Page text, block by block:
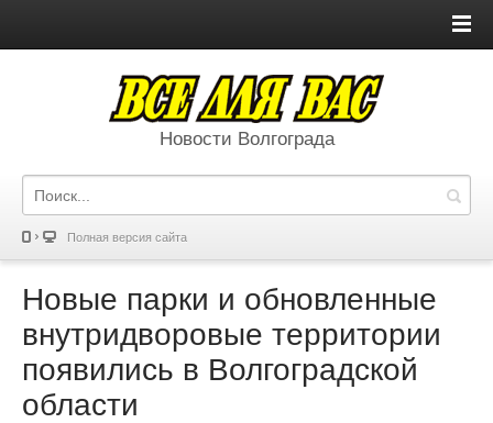
Новости Волгограда
Полная версия сайта
Новые парки и обновленные
внутридворовые территории
появились в Волгоградской
области